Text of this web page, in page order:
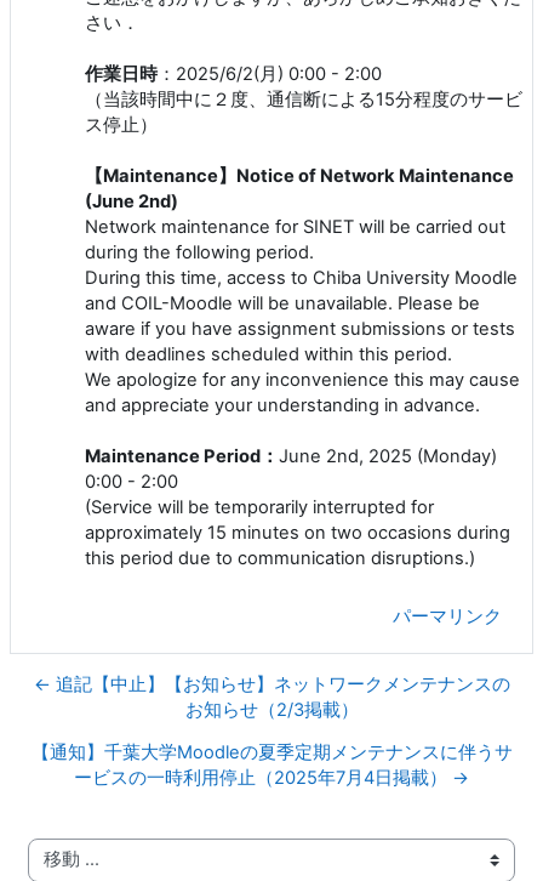
さい．
作業日時 ：2025/6/2(月) 0:00 - 2:00
（当該時間中に２度、通信断による15分程度のサービ
ス停止）
【Maintenance】Notice of Network Maintenance
(June 2nd)
Network maintenance for SINET will be carried out
during the following period.
During this time, access to Chiba University Moodle
and COIL-Moodle will be unavailable. Please be
aware if you have assignment submissions or tests
with deadlines scheduled within this period.
We apologize for any inconvenience this may cause
and appreciate your understanding in advance.
Maintenance Period： June 2nd, 2025 (Monday)
0:00 - 2:00
(Service will be temporarily interrupted for
approximately 15 minutes on two occasions during
this period due to communication disruptions.)
パーマリンク
← 追記【中止】【お知らせ】ネットワークメンテナンスの
お知らせ（2/3掲載）
【通知】千葉大学Moodleの夏季定期メンテナンスに伴うサ
ービスの一時利用停止（2025年7月4日掲載） →
移動 ...